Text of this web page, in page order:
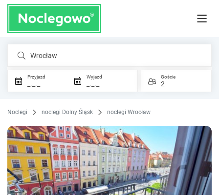
Wrocław
Przyjazd
_._._
Wyjazd
_._._
Goście
2
Noclegi noclegi Dolny Śląsk noclegi Wrocław